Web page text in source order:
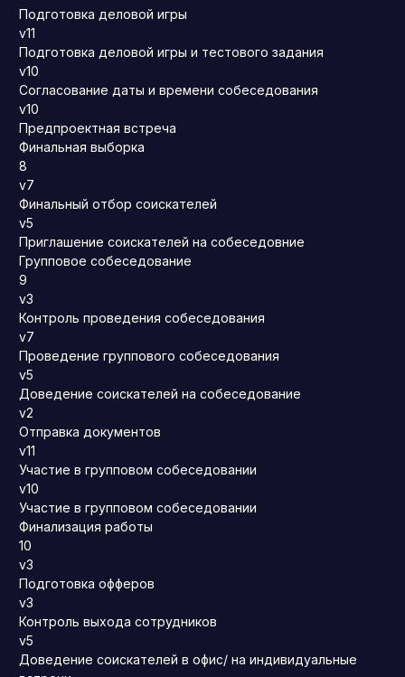
Подготовка деловой игры
v11
Подготовка деловой игры и тестового задания
v10
Согласование даты и времени собеседования
v10
Предпроектная встреча
Финальная выборка
8
v7
Финальный отбор соискателей
v5
Приглашение соискателей на собеседовние
Групповое собеседование
9
v3
Контроль проведения собеседования
v7
Проведение группового собеседования
v5
Доведение соискателей на собеседование
v2
Отправка документов
v11
Участие в групповом собеседовании
v10
Участие в групповом собеседовании
Финализация работы
10
v3
Подготовка офферов
v3
Контроль выхода сотрудников
v5
Доведение соискателей в офис/ на индивидуальные